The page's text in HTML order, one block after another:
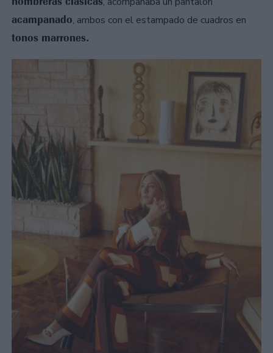
acampanado, ambos con el estampado de cuadros en
tonos marrones.